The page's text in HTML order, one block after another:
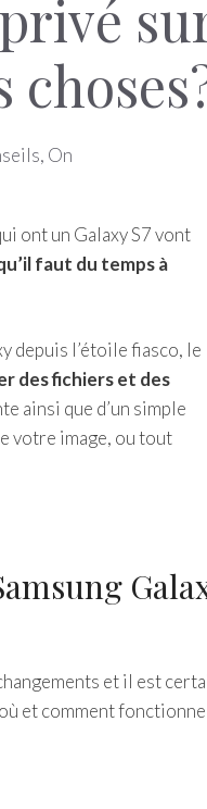
, On
ont un Galaxy S7 vont
faut du temps à
depuis l’étoile fiasco, le
des fichiers et des
ainsi que d’un simple
votre image, ou tout
et il est
et comment fonctionne